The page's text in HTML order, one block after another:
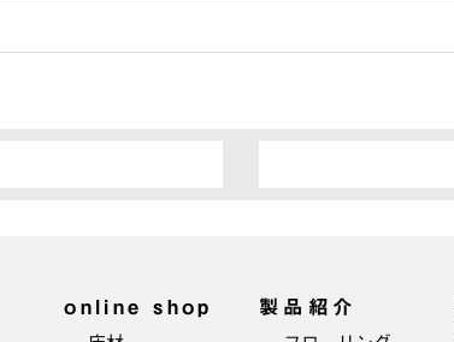
online shop 製品紹介